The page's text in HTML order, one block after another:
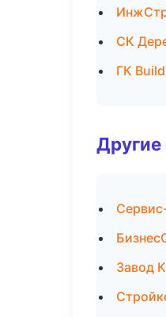
СК
ГК
Другие
Завод